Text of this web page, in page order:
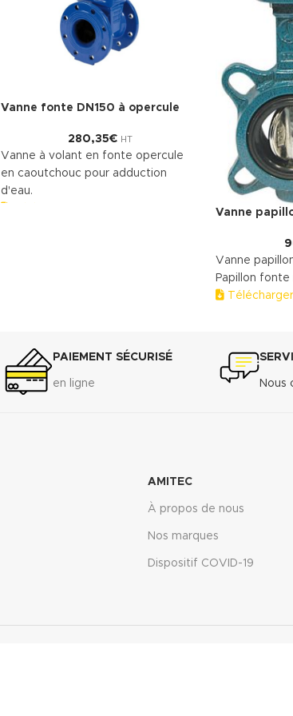
Vanne fonte DN150 à opercule
280,35€ HT
Vanne à volant en fonte opercule
en caoutchouc pour adduction
d'eau.
Vanne
Vanne
Papillon fonte
PAIEMENT SÉCURISÉ
en ligne Nous
AMITEC
À propos de nous
Nos marques
Dispositif COVID-19